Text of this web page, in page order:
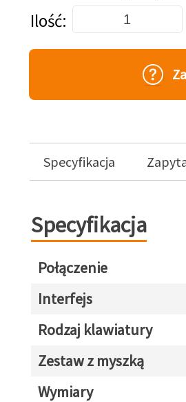
Dodaj do koszyka
Ilość
Specyfikacja
Specyfikacja
Połączenie
Interfejs
Rodzaj klawiatury
Zestaw z myszką
Wymiary